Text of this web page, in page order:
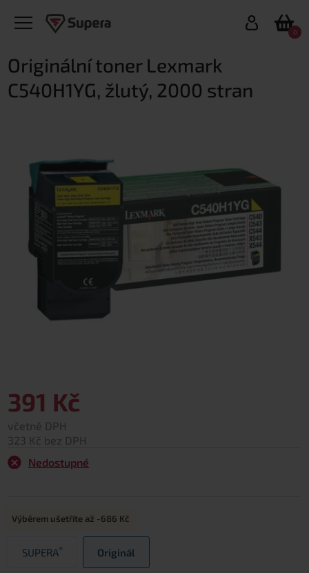
0
Originální toner Lexmark
C540H1YG, žlutý, 2000 stran
391 Kč
včetně DPH
323 Kč bez DPH
Nedostupné
Typ:
SUPERA®
Výběrem ušetříte až -686 Kč
Originál